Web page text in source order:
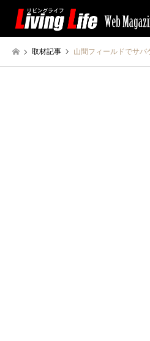
取材記事 山間フィールドでサバ